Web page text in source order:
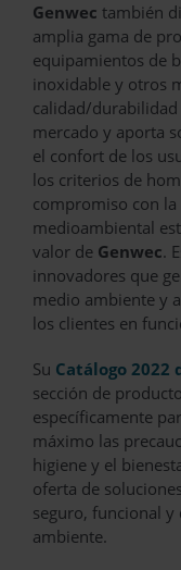
Genwec también
amplia gama de
equipamientos de
inoxidable y otros
calidad/durabilidad
mercado y aporta
el confort de los
los criterios de
compromiso con
medioambiental
valor de Genwec.
innovadores que
medio ambiente y
los clientes en
Su Catálogo 2022
sección de
específicamente
máximo las
higiene y el
oferta de soluciones
seguro, funcional y
ambiente.